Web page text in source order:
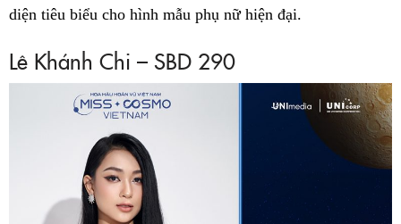
diện tiêu biểu cho hình mẫu phụ nữ hiện đại.
Lê Khánh Chi – SBD 290